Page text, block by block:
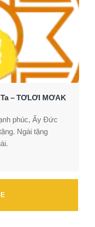
– TƠLƠI MƠAK
phúc, Ấy Đức
Ngài tặng